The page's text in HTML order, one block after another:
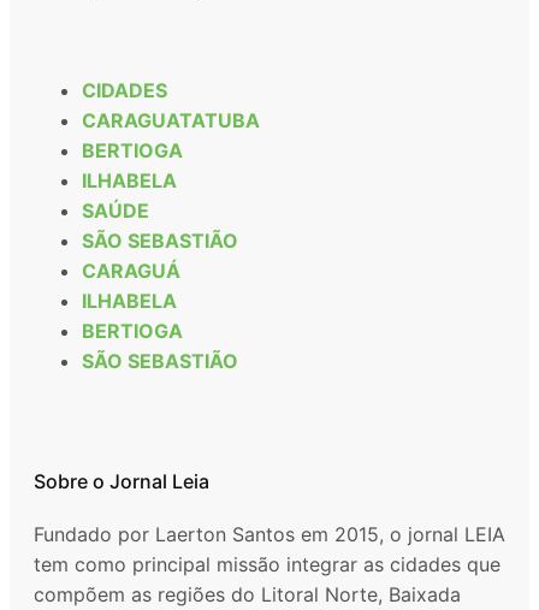
CIDADES
CARAGUATATUBA
BERTIOGA
ILHABELA
SAÚDE
SÃO SEBASTIÃO
CARAGUÁ
ILHABELA
BERTIOGA
SÃO SEBASTIÃO
Sobre o Jornal Leia
Fundado por Laerton Santos em 2015, o jornal LEIA
tem como principal missão integrar as cidades que
compõem as regiões do Litoral Norte, Baixada